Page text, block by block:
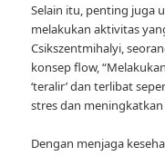
Selain itu, penting juga
melakukan aktivitas
Csikszentmihalyi,
konsep flow,
‘teralir’ dan terlibat
stres dan
Dengan menjaga